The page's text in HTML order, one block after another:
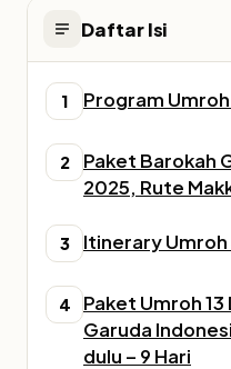
Daftar Isi
1 Program
2
Paket Barokah
2025, Rute
3 Itinerary Umroh
4
Paket Umroh
Garuda
dulu – 9 Hari